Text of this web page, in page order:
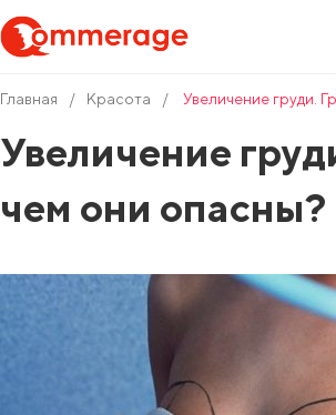
Главная Красота Увеличение груди.
Увеличение
чем они опасны?